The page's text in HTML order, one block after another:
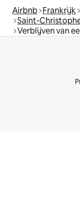
Airbnb Frankrijk
Saint-
Verblijven van